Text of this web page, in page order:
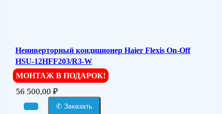
Неинверторный кондиционер Haier Flexis On-Off
HSU-12HFF203/R3-W
МОНТАЖ В ПОДАРОК!
56 500,00 ₽
✆ Заказать